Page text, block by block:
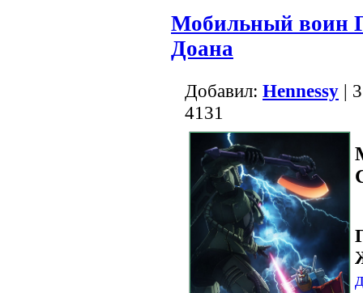
Мобильный воин
Доана
Добавил: Hennessy |
4131